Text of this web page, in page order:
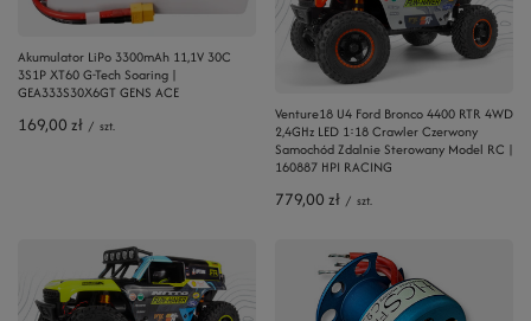
Akumulator LiPo 3300mAh 11,1V 30C
3S1P XT60 G-Tech Soaring |
GEA333S30X6GT GENS ACE
169,00 zł / szt.
Venture18 U4 Ford Bronco 4400 RTR 4WD
2,4GHz LED 1:18 Crawler Czerwony
Samochód Zdalnie Sterowany Model RC |
160887 HPI RACING
779,00 zł / szt.